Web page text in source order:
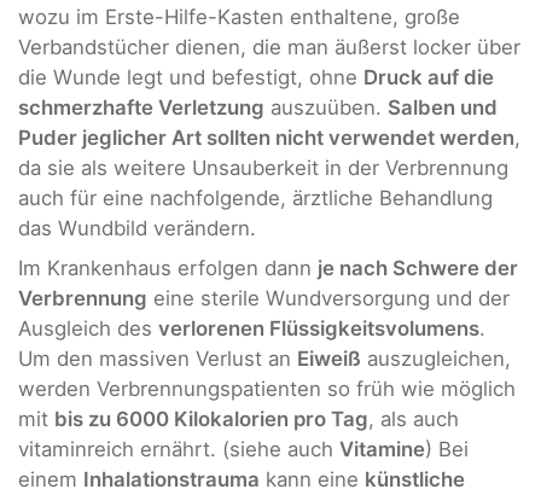
wozu im Erste-Hilfe-Kasten enthaltene, große
Verbandstücher dienen, die man äußerst locker über
die Wunde legt und befestigt, ohne Druck auf die
schmerzhafte Verletzung auszuüben. Salben und
Puder jeglicher Art sollten nicht verwendet werden,
da sie als weitere Unsauberkeit in der Verbrennung
auch für eine nachfolgende, ärztliche Behandlung
das Wundbild verändern.
Im Krankenhaus erfolgen dann je nach Schwere der
Verbrennung eine sterile Wundversorgung und der
Ausgleich des verlorenen Flüssigkeitsvolumens.
Um den massiven Verlust an Eiweiß auszugleichen,
werden Verbrennungspatienten so früh wie möglich
mit bis zu 6000 Kilokalorien pro Tag, als auch
vitaminreich ernährt. (siehe auch Vitamine) Bei
einem Inhalationstrauma kann eine künstliche